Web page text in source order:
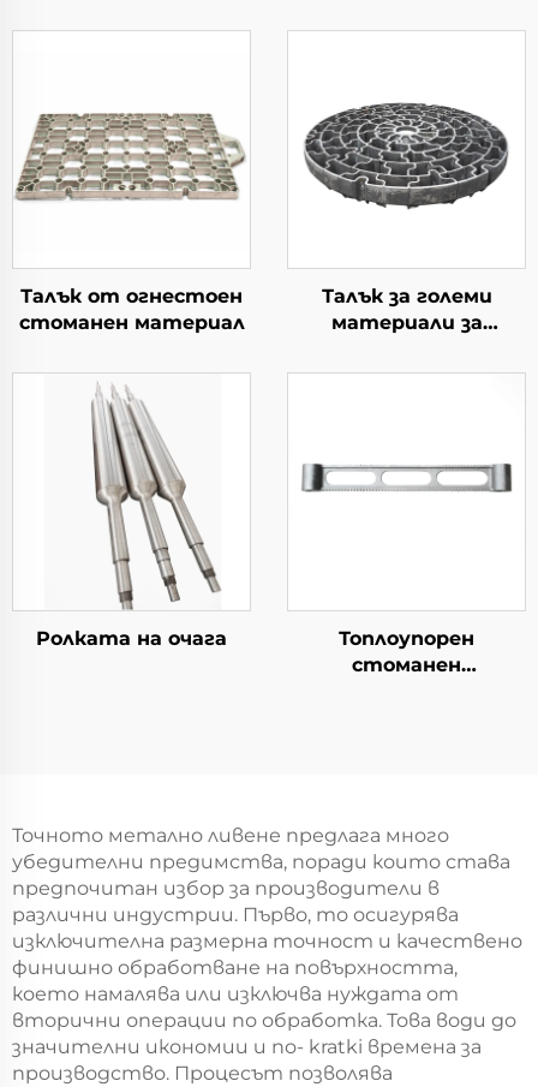
Талък от огнестоен
стоманен материал
Талък за големи
материали за
тип колодезен
Ролката на очага
Топлоупорен
стоманен
Точното метално ливене предлага много
убедителни предимства, поради които става
предпочитан избор за производители в
различни индустрии. Първо, то осигурява
изключителна размерна точност и качествено
финишно обработване на повърхността,
което намалява или изключва нуждата от
вторични операции по обработка. Това води до
значителни икономии и по- kratki времена за
производство. Процесът позволява